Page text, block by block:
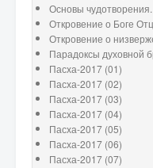
Основы
Откровение о Боге
Откровение о
Парадоксы духовной
Пасха-2017 (01)
Пасха-2017 (02)
Пасха-2017 (03)
Пасха-2017 (04)
Пасха-2017 (05)
Пасха-2017 (06)
Пасха-2017 (07)